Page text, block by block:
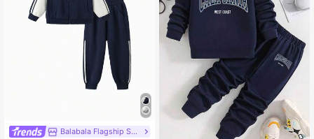
Balabala Flagship Store